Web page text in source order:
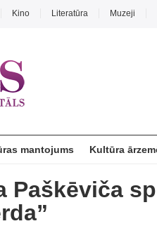
Kino Literatūra Muzeji
mantojums Kultūra
Paškēviča